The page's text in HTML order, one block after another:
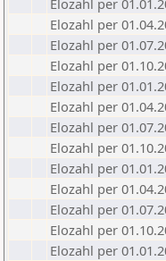
Elozahl per
Elozahl per
Elozahl per
Elozahl per
Elozahl per
Elozahl per
Elozahl per
Elozahl per
Elozahl per
Elozahl per
Elozahl per
Elozahl per
Elozahl per